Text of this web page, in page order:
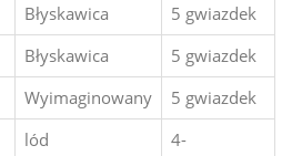
Błyskawica
5 gwiazdek
Błyskawica
5 gwiazdek
Wyimaginowany
5 gwiazdek
lód
4-